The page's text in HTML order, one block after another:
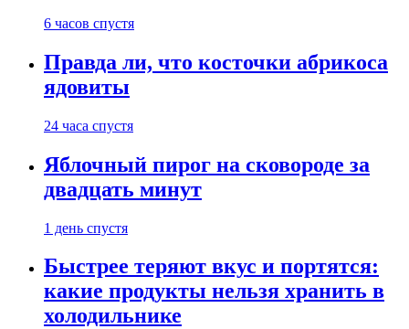
6 часов спустя
Правда ли, что косточки абрикоса
ядовиты
24 часа спустя
Яблочный пирог на сковороде за
двадцать минут
1 день спустя
Быстрее теряют вкус и портятся:
какие продукты нельзя хранить в
холодильнике